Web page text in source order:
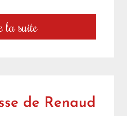
la suite
de Renaud